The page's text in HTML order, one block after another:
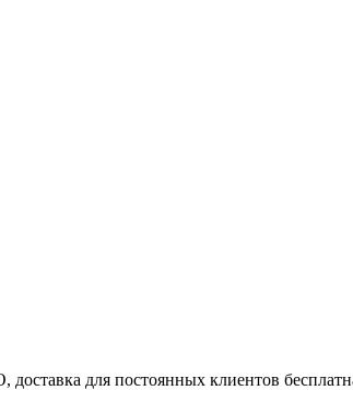
для постоянных клиентов